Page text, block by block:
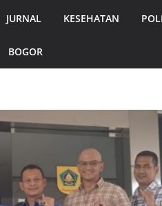
JURNAL KESEHATAN
BOGOR